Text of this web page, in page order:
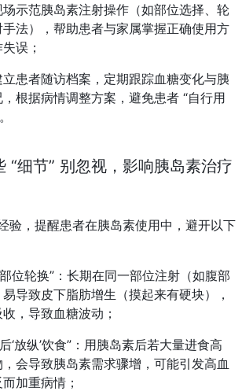
场示范胰岛素注射操作（如部位选择、轮
法），帮助患者与家属掌握正确使用方
误；
立患者随访档案，定期跟踪血糖变化与胰
根据病情调整方案，避免患者 “自行用
“细节” 别忽视，影响胰岛素治疗
验，提醒患者在胰岛素使用中，避开以下
位轮换”：长期在同一部位注射（如腹部
导致皮下脂肪增生（摸起来有硬块），
，导致血糖波动；
‘放纵’饮食”：用胰岛素后若大量进食高
会导致胰岛素需求骤增，可能引发高血
加重病情；